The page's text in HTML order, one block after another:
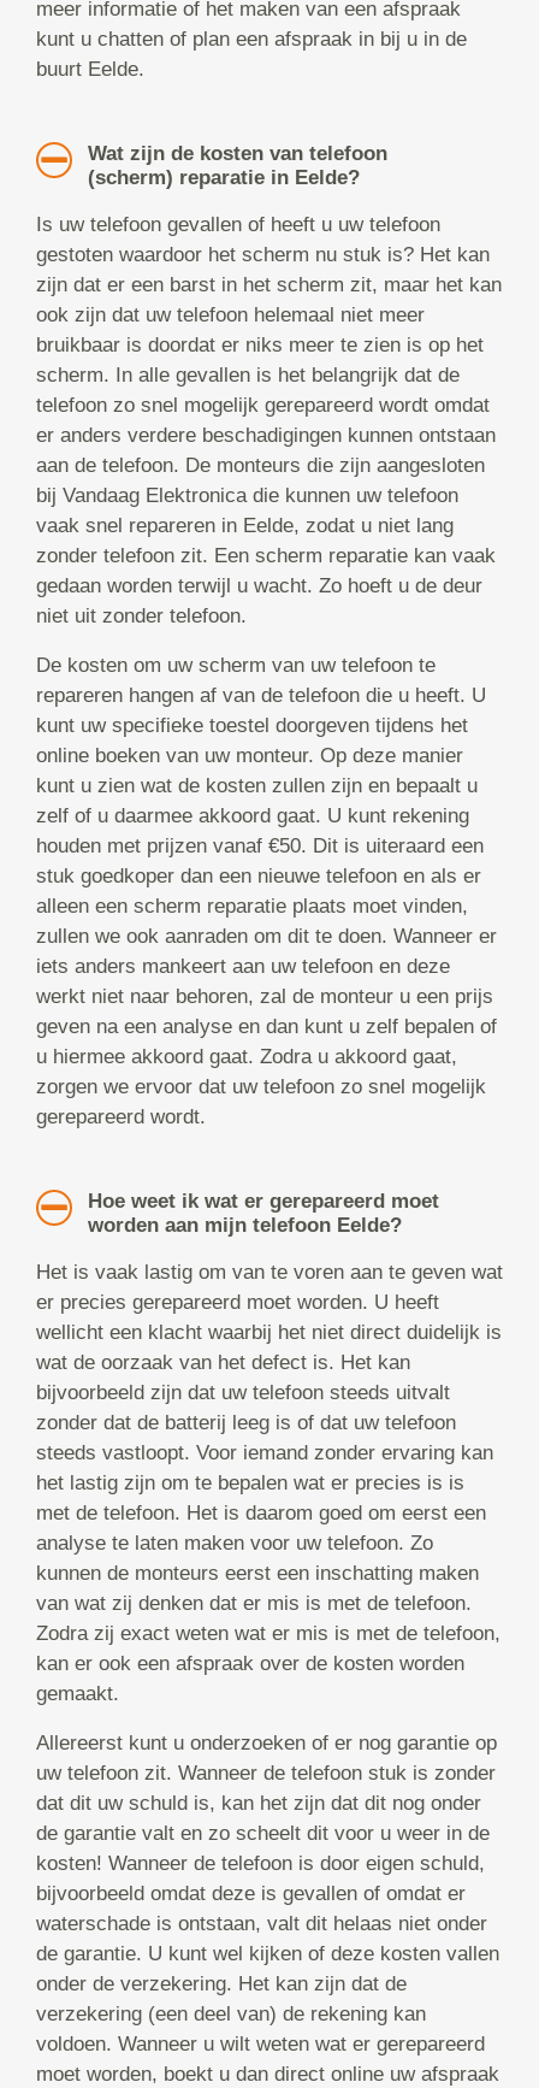
meer informatie of het maken van een afspraak
kunt u chatten of plan een afspraak in bij u in de
buurt Eelde.
Wat zijn de kosten van telefoon
(scherm) reparatie in Eelde?
Is uw telefoon gevallen of heeft u uw telefoon
gestoten waardoor het scherm nu stuk is? Het kan
zijn dat er een barst in het scherm zit, maar het kan
ook zijn dat uw telefoon helemaal niet meer
bruikbaar is doordat er niks meer te zien is op het
scherm. In alle gevallen is het belangrijk dat de
telefoon zo snel mogelijk gerepareerd wordt omdat
er anders verdere beschadigingen kunnen ontstaan
aan de telefoon. De monteurs die zijn aangesloten
bij Vandaag Elektronica die kunnen uw telefoon
vaak snel repareren in Eelde, zodat u niet lang
zonder telefoon zit. Een scherm reparatie kan vaak
gedaan worden terwijl u wacht. Zo hoeft u de deur
niet uit zonder telefoon.
De kosten om uw scherm van uw telefoon te
repareren hangen af van de telefoon die u heeft. U
kunt uw specifieke toestel doorgeven tijdens het
online boeken van uw monteur. Op deze manier
kunt u zien wat de kosten zullen zijn en bepaalt u
zelf of u daarmee akkoord gaat. U kunt rekening
houden met prijzen vanaf €50. Dit is uiteraard een
stuk goedkoper dan een nieuwe telefoon en als er
alleen een scherm reparatie plaats moet vinden,
zullen we ook aanraden om dit te doen. Wanneer er
iets anders mankeert aan uw telefoon en deze
werkt niet naar behoren, zal de monteur u een prijs
geven na een analyse en dan kunt u zelf bepalen of
u hiermee akkoord gaat. Zodra u akkoord gaat,
zorgen we ervoor dat uw telefoon zo snel mogelijk
gerepareerd wordt.
Hoe weet ik wat er gerepareerd moet
worden aan mijn telefoon Eelde?
Het is vaak lastig om van te voren aan te geven wat
er precies gerepareerd moet worden. U heeft
wellicht een klacht waarbij het niet direct duidelijk is
wat de oorzaak van het defect is. Het kan
bijvoorbeeld zijn dat uw telefoon steeds uitvalt
zonder dat de batterij leeg is of dat uw telefoon
steeds vastloopt. Voor iemand zonder ervaring kan
het lastig zijn om te bepalen wat er precies is is
met de telefoon. Het is daarom goed om eerst een
analyse te laten maken voor uw telefoon. Zo
kunnen de monteurs eerst een inschatting maken
van wat zij denken dat er mis is met de telefoon.
Zodra zij exact weten wat er mis is met de telefoon,
kan er ook een afspraak over de kosten worden
gemaakt.
Allereerst kunt u onderzoeken of er nog garantie op
uw telefoon zit. Wanneer de telefoon stuk is zonder
dat dit uw schuld is, kan het zijn dat dit nog onder
de garantie valt en zo scheelt dit voor u weer in de
kosten! Wanneer de telefoon is door eigen schuld,
bijvoorbeeld omdat deze is gevallen of omdat er
waterschade is ontstaan, valt dit helaas niet onder
de garantie. U kunt wel kijken of deze kosten vallen
onder de verzekering. Het kan zijn dat de
verzekering (een deel van) de rekening kan
voldoen. Wanneer u wilt weten wat er gerepareerd
moet worden, boekt u dan direct online uw afspraak